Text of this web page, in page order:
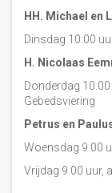
HH. Michael en
Dinsdag 10:00
H. Nicolaas
Donderdag
Gebedsviering
Petrus en
Woensdag 9.00
Vrijdag 9.00 uur,